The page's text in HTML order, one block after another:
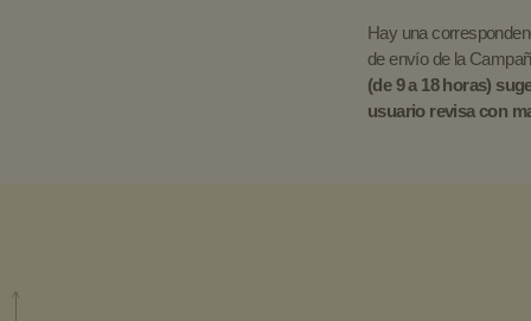
Hay una
de envío de la
(de 9 a 18 horas)
usuario revisa con